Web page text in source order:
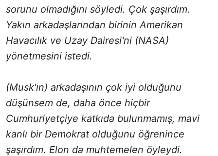
sorunu olmadığını söyledi. Çok şaşırdım.
Yakın arkadaşlarından birinin Amerikan
Havacılık ve Uzay Dairesi'ni (NASA)
yönetmesini istedi.
(Musk'ın) arkadaşının çok iyi olduğunu
düşünsem de, daha önce hiçbir
Cumhuriyetçiye katkıda bulunmamış, mavi
kanlı bir Demokrat olduğunu öğrenince
şaşırdım. Elon da muhtemelen öyleydi.